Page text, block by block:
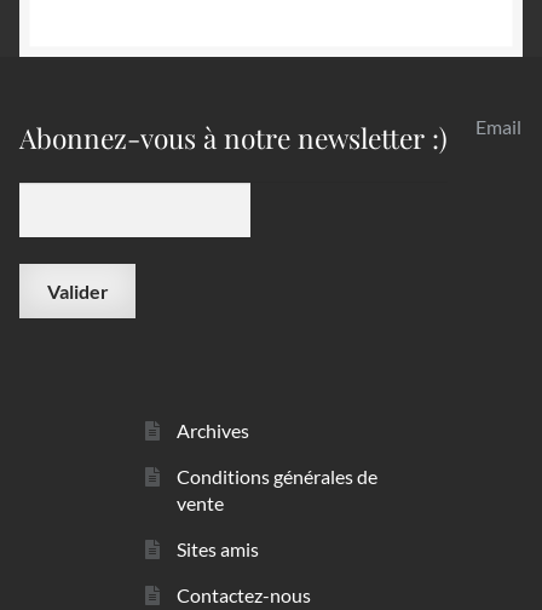
Abonnez-vous à notre newsletter :) Email
Archives
Conditions générales de
vente
Sites amis
Contactez-nous